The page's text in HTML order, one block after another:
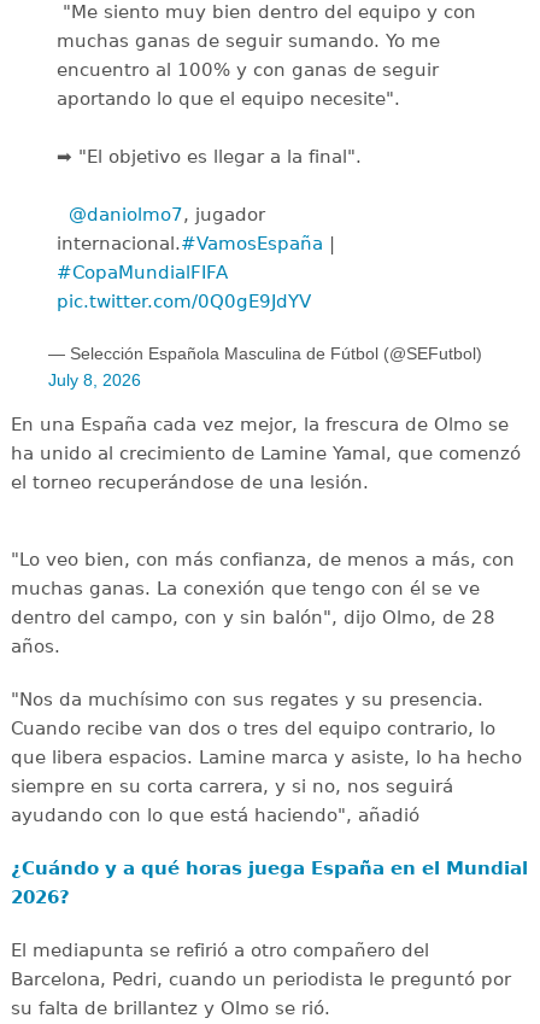
️ "Me siento muy bien dentro del equipo y con
muchas ganas de seguir sumando. Yo me
encuentro al 100% y con ganas de seguir
aportando lo que el equipo necesite".
➡️ "El objetivo es llegar a la final".
@daniolmo7, jugador
internacional.#VamosEspaña |
#CopaMundialFIFA
pic.twitter.com/0Q0gE9JdYV
— Selección Española Masculina de Fútbol (@SEFutbol)
July 8, 2026
En una España cada vez mejor, la frescura de Olmo se
ha unido al crecimiento de Lamine Yamal, que comenzó
el torneo recuperándose de una lesión.
"Lo veo bien, con más confianza, de menos a más, con
muchas ganas. La conexión que tengo con él se ve
dentro del campo, con y sin balón", dijo Olmo, de 28
años.
"Nos da muchísimo con sus regates y su presencia.
Cuando recibe van dos o tres del equipo contrario, lo
que libera espacios. Lamine marca y asiste, lo ha hecho
siempre en su corta carrera, y si no, nos seguirá
ayudando con lo que está haciendo", añadió
¿Cuándo y a qué horas juega España en el Mundial
2026?
El mediapunta se refirió a otro compañero del
Barcelona, Pedri, cuando un periodista le preguntó por
su falta de brillantez y Olmo se rió.